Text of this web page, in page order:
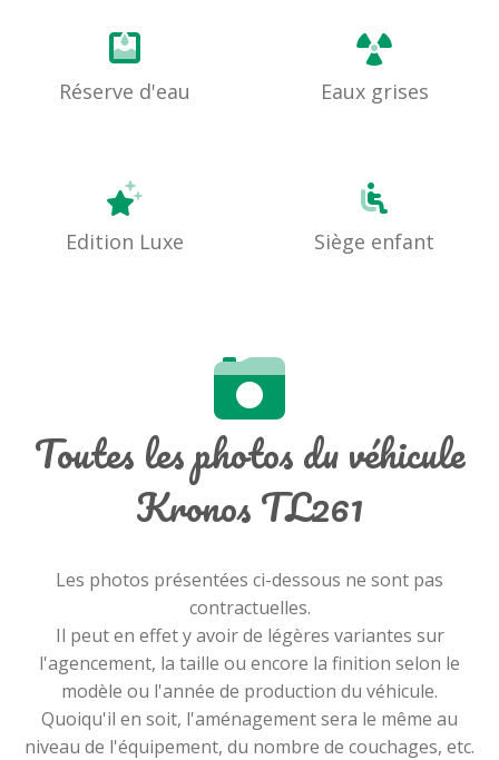
Réserve d'eau Eaux grises
Edition Luxe Siège enfant
Toutes les photos du véhicule
Kronos TL261
Les photos présentées ci-dessous ne sont pas
contractuelles.
Il peut en effet y avoir de légères variantes sur
l'agencement, la taille ou encore la finition selon le
modèle ou l'année de production du véhicule.
Quoiqu'il en soit, l'aménagement sera le même au
niveau de l'équipement, du nombre de couchages, etc.